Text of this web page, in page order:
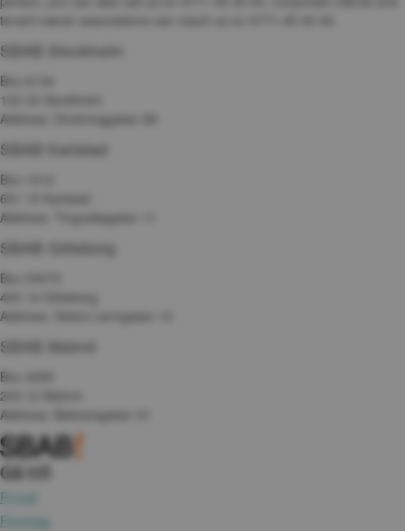
tenant-owner associations can reach us on 0771-45 30 30.
SBAB Stockholm
Box 6134
102 33 Stockholm
Address: Drottninggatan 89
SBAB Karlstad
Box 1012
651 15 Karlstad
Address: Tingvallagatan 11
SBAB Göteborg
Box 53072
400 14 Göteborg
Address: Södra Larmgatan 13
SBAB Malmö
Box 4090
203 12 Malmö
Address:
Baltzarsgatan 31
Gå till
Privat
Företag